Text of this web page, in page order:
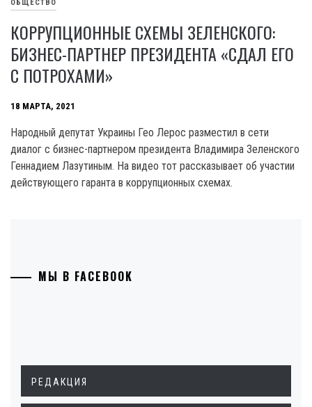
ОБЩЕСТВО
КОРРУПЦИОННЫЕ СХЕМЫ ЗЕЛЕНСКОГО:
БИЗНЕС-ПАРТНЕР ПРЕЗИДЕНТА «СДАЛ ЕГО
С ПОТРОХАМИ»
18 МАРТА, 2021
Народный депутат Украины Гео Лерос разместил в сети
диалог с бизнес-партнером президента Владимира Зеленского
Геннадием Лазутиным. На видео тот рассказывает об участии
действующего гаранта в коррупционных схемах.
МЫ В FACEBOOK
РЕДАКЦИЯ